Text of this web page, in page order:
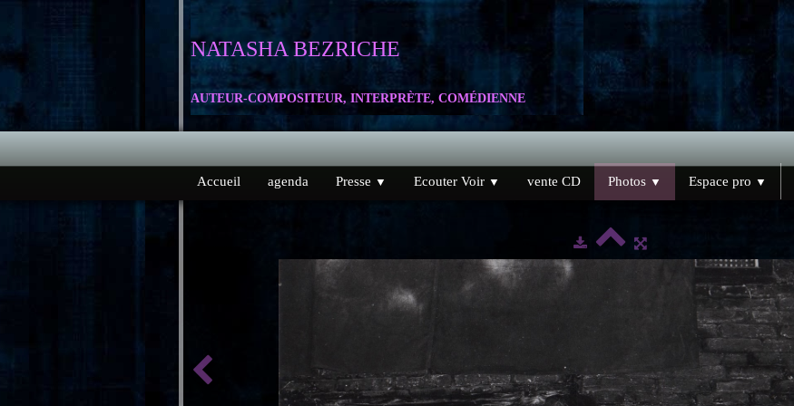
NATASHA BEZRICHE
AUTEUR-COMPOSITEUR, INTERPRÈTE, COMÉDIENNE
Accueil agenda Presse ▼ Ecouter Voir ▼ vente CD Photos ▼ Espace pro ▼